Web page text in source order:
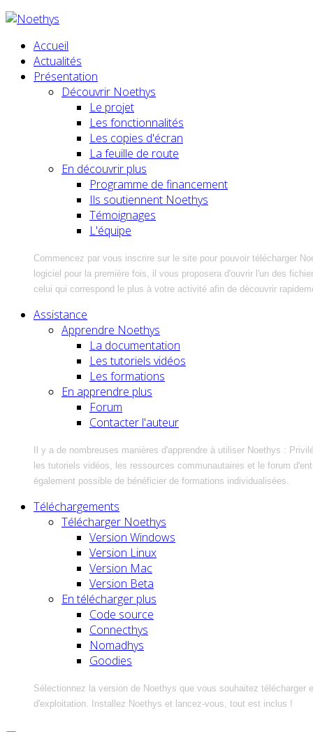
Accueil
Actualités
Présentation
Découvrir Noethys
Le projet
Les fonctionnalités
Les copies d'écran
La feuille de route
En découvrir plus
Programme de financement
Ils soutiennent Noethys
Témoignages
L'équipe
Commencez par vous inscrire sur le site pour pouvoir télécharger
logiciel pour la première fois, il vous proposera d'ouvrir l'un des
celui qui correspond le plus à votre activité afin de découvrir
Assistance
Apprendre Noethys
La documentation
Les tutoriels vidéos
Les formations
En apprendre plus
Forum
Contacter l'auteur
Il y a de nombreuses manières d'apprendre à utiliser Noethys :
les tutoriels vidéos, les ressources communautaires et le forum
également possible de bénéficier de formations individualisées.
Téléchargements
Télécharger Noethys
Version Windows
Version Linux
Version Mac
Version Beta
En télécharger plus
Code source
Connecthys
Nomadhys
Goodies
Sélectionnez la version de Noethys que vous souhaitez télécharger
d'exploitation. Installez Noethys et lancez-vous, tout est inclus !